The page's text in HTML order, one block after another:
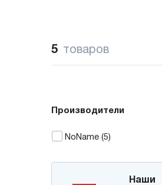
5 товаров
Производители
NoName (5)
Наши